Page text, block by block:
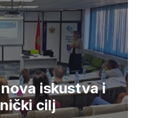
iskustva i
cilj